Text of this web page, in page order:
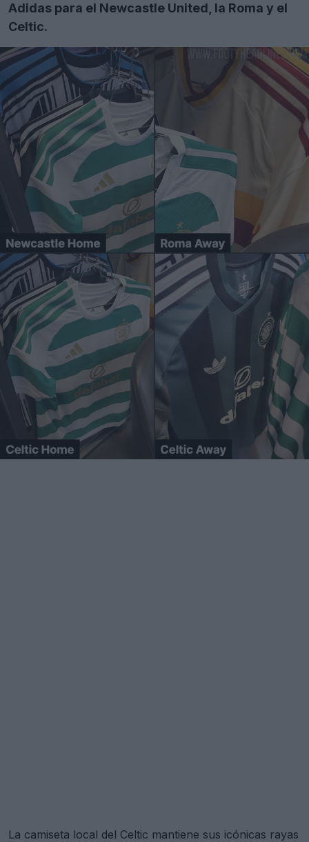
Adidas para el Newcastle United, la Roma y el
Celtic.
La camiseta local del Celtic mantiene sus icónicas rayas